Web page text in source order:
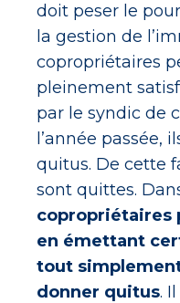
doit peser le
la gestion de
copropriétaires
pleinement
par le syndic de
l’année passée,
quitus. De cette
sont quittes.
copropriétaires
en émettant
tout
donner quitus.